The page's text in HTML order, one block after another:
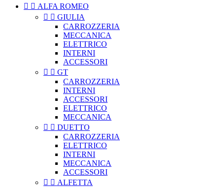
  ALFA ROMEO
  GIULIA
CARROZZERIA
MECCANICA
ELETTRICO
INTERNI
ACCESSORI
  GT
CARROZZERIA
INTERNI
ACCESSORI
ELETTRICO
MECCANICA
  DUETTO
CARROZZERIA
ELETTRICO
INTERNI
MECCANICA
ACCESSORI
  ALFETTA